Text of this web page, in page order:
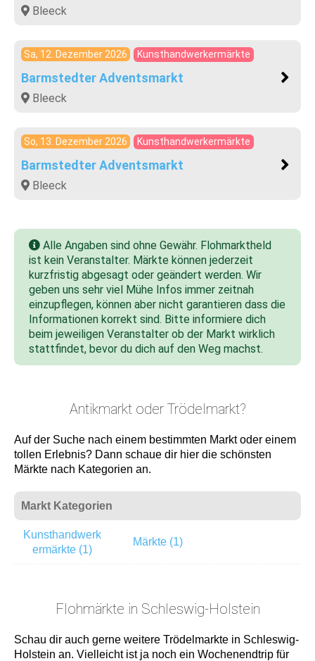
Bleeck
Sa, 12. Dezember 2026 Kunsthandwerkermärkte
Barmstedter Adventsmarkt
Bleeck
So, 13. Dezember 2026 Kunsthandwerkermärkte
Barmstedter Adventsmarkt
Bleeck
Alle Angaben sind ohne Gewähr. Flohmarktheld
ist kein Veranstalter. Märkte können jederzeit
kurzfristig abgesagt oder geändert werden. Wir
geben uns sehr viel Mühe Infos immer zeitnah
einzupflegen, können aber nicht garantieren dass die
Informationen korrekt sind. Bitte informiere dich
beim jeweiligen Veranstalter ob der Markt wirklich
stattfindet, bevor du dich auf den Weg machst.
Antikmarkt oder Trödelmarkt?
Auf der Suche nach einem bestimmten Markt oder einem
tollen Erlebnis? Dann schaue dir hier die schönsten
Märkte nach Kategorien an.
Markt Kategorien
Kunsthandwerk
ermärkte (1)
Märkte (1)
Flohmärkte in Schleswig-Holstein
Schau dir auch gerne weitere Trödelmarkte in Schleswig-
Holstein an. Vielleicht ist ja noch ein Wochenendtrip für